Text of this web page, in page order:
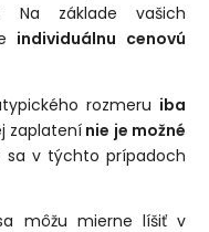
Na základe vašich
individuálnu cenovú
rozmeru iba
zaplatení nie je možné
sa v týchto prípadoch
môžu mierne líšiť v